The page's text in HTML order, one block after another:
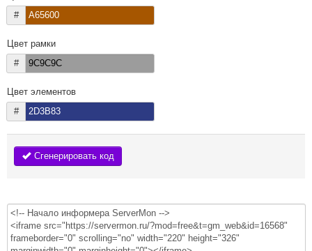
#
Цвет рамки
#
Цвет элементов
#
Сгенерировать код